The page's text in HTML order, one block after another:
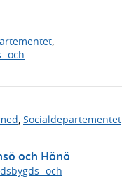
,
och
, Socialdepartementet
och Hönö
och